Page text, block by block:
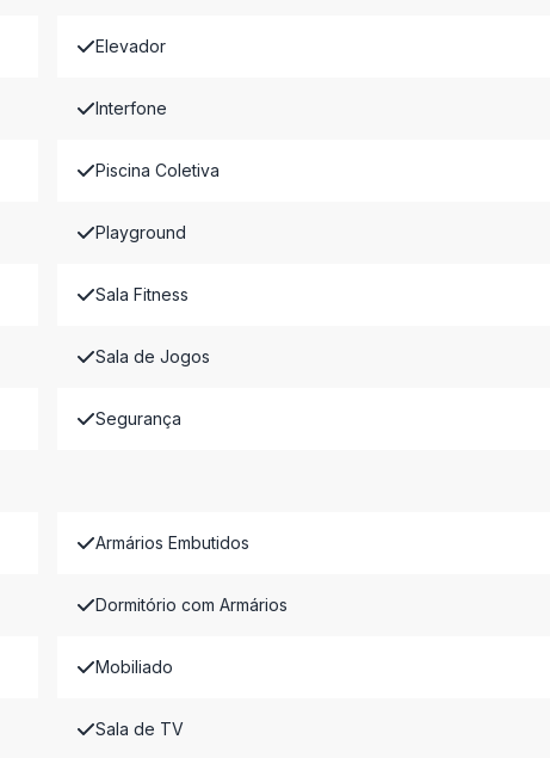
Elevador
Interfone
Piscina Coletiva
Playground
Sala Fitness
Sala de Jogos
Segurança
Armários Embutidos
Dormitório com Armários
Mobiliado
Sala de TV